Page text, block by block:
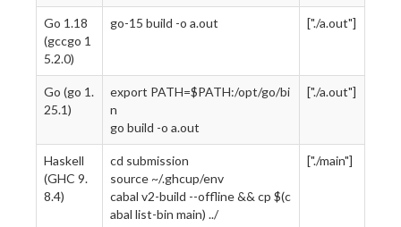
Go 1.18
(gccgo 1
5.2.0)
go-15 build -o a.out ["./a.out"]
Go (go 1.
25.1)
export PATH=$PATH:/opt/go/bi
n
go build -o a.out
["./a.out"]
Haskell
(GHC 9.
8.4)
cd submission
source ~/.ghcup/env
cabal v2-build --offline && cp $(c
abal list-bin main) ../
["./main"]